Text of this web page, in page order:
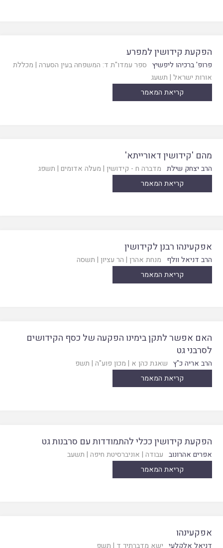
הפקעת קידושין למפרע
פרופ' ברכיהו ליפשיץ ספר עמדו"ת ד: המשפחה בעין הסערה | מכללת
אורות ישראל | תשעג
קריאת המאמר
מהם 'קידושין דאורייתא'
הרב יצחק שילת מדברה ח - קידושין | מעלה אדומים | תשפג
קריאת המאמר
אפקעינהו רבנן לקידושין
הרב דניאל וולף מנחת אהרן | הר עציון | תשסה
קריאת המאמר
האם אפשר לתקן בימינו הפקעה של כסף הקידושים
לסרבני גט
הרב אריה כ"ץ שאגת כהן א | מכון פוע"ה | תשפ
קריאת המאמר
הפקעת קידושין ככלי להתמודדות עם סרבנות גט
אפרים אהרונוב עבודה | אוניברסיטת חיפה | תשעב
קריאת המאמר
אפקעינהו
דניאל אלקלעי ישא מדברתיך ד | תשפ